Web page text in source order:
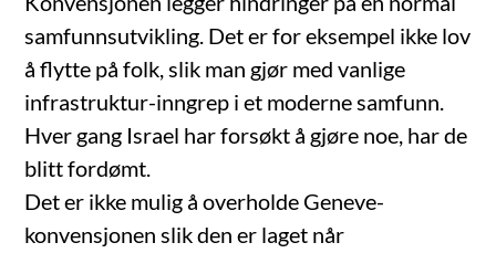
samfunnsutvikling. Det er for eksempel ikke lov
å flytte på folk, slik man gjør med vanlige
infrastruktur-inngrep i et moderne samfunn.
Hver gang Israel har forsøkt å gjøre noe, har de
blitt fordømt.
Det er ikke mulig å overholde Geneve-
konvensjonen slik den er laget når